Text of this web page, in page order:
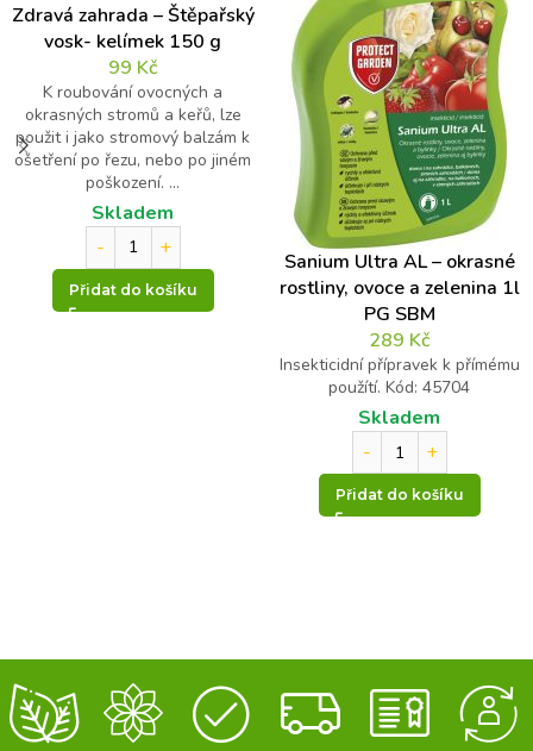
Zdravá zahrada – Štěpařský
vosk- kelímek 150 g
99 Kč
K roubování ovocných a
okrasných stromů a keřů, lze
použit i jako stromový balzám k
ošetření po řezu, nebo po jiném
poškození. ...
Skladem
Přidat do košíku
Sanium Ultra AL – okrasné
rostliny, ovoce a zelenina 1l
PG SBM
289 Kč
Insekticidní přípravek k přímému
použítí. Kód: 45704
Skladem
Přidat do košíku